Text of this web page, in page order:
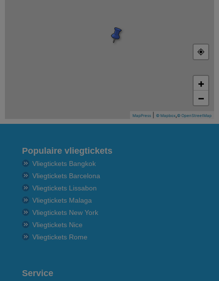
+
−
MapPress © Mapbox © OpenStreetMap
Populaire vliegtickets
Vliegtickets Bangkok
Vliegtickets Barcelona
Vliegtickets Lissabon
Vliegtickets Malaga
Vliegtickets New York
Vliegtickets Nice
Vliegtickets Rome
Service